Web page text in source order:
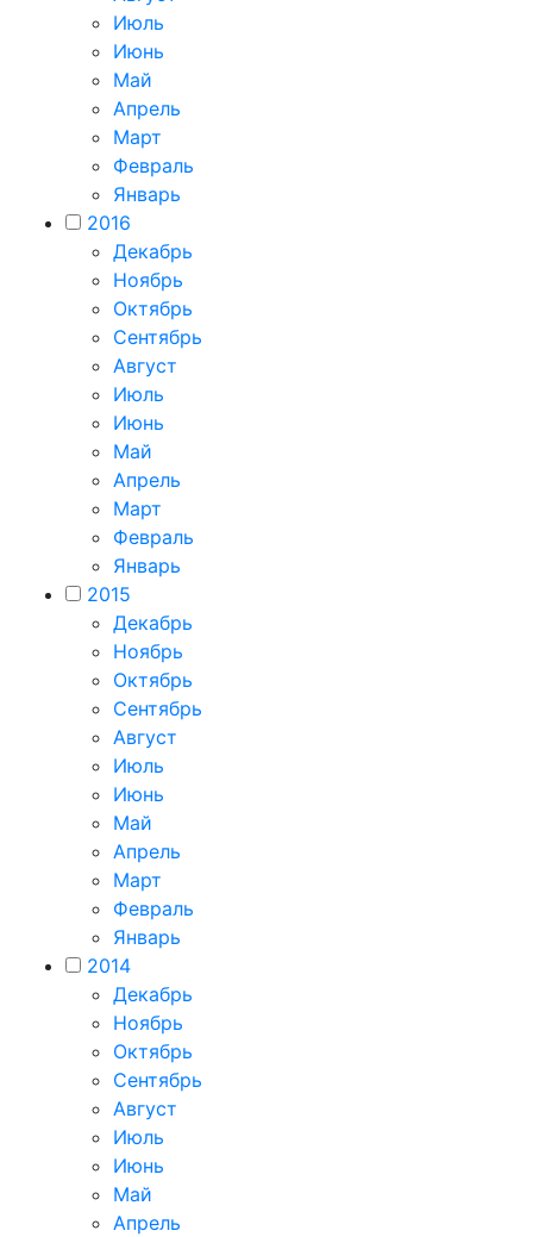
Июль
Июнь
Май
Апрель
Март
Февраль
Январь
2016
Декабрь
Ноябрь
Октябрь
Сентябрь
Август
Июль
Июнь
Май
Апрель
Март
Февраль
Январь
2015
Декабрь
Ноябрь
Октябрь
Сентябрь
Август
Июль
Июнь
Май
Апрель
Март
Февраль
Январь
2014
Декабрь
Ноябрь
Октябрь
Сентябрь
Август
Июль
Июнь
Май
Апрель